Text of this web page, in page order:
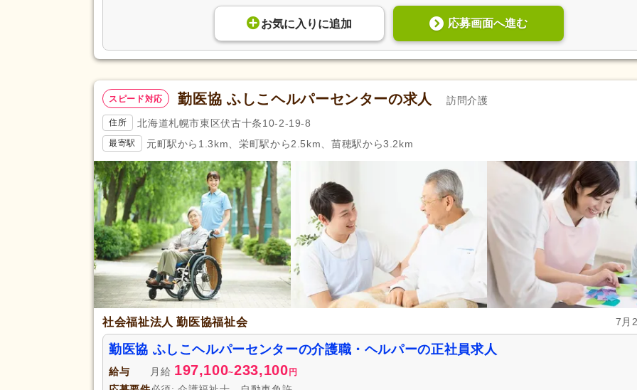
人事評価制度あり 処遇改善手当 (2,405)
夜勤手当 寮・社宅あり 託児施設あり
副業可 (638)
アクセス
駅近(1,339)
バイク通勤可(369)
お気に入り に追加 応募画面へ進む
スピード対応 勤医協 ふしこヘルパーセンターの求人 訪問介護
住所 北海道札幌市東区伏古十条10-2-19-8
最寄駅 元町駅から1.3km、栄町駅から2.5km、苗穂駅から3.2km
社会福祉法人 勤医協福祉会 7月
勤医協 ふしこヘルパーセンターの介護職・ヘルパーの正社員求人
給与 月給 197,100~233,100 円